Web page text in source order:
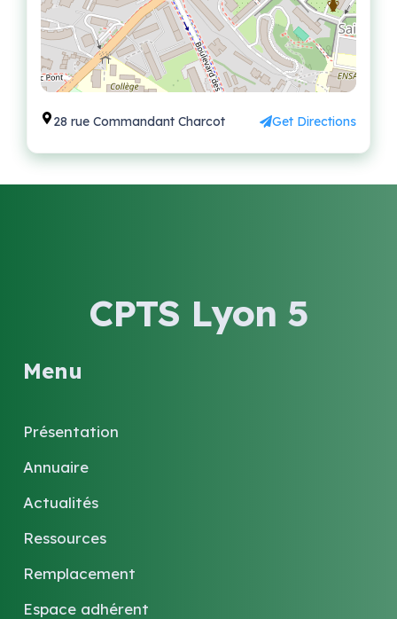
28 rue Commandant Charcot Get Directions
CPTS Lyon 5
Menu
Présentation
Annuaire
Actualités
Ressources
Remplacement
Espace adhérent